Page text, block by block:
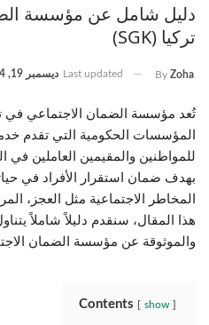
دليل شامل عن مؤسسة
تركيا (SGK)
By Zoha
Last updated ديسمبر 19, 2024
المؤسسات الحكومية التي تقدم
للمواطنين والمقيمين العاملين
بهدف ضمان استقرار الأفراد في
المخاطر الاجتماعية مثل العجز،
هذا المقال، سنقدم دليلاً شاملاً
والموثوقة عن مؤسسة الضمان
Contents show